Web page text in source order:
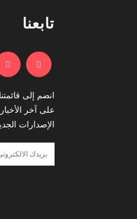
تابعنا
انضم إلى
على آخر
الإصدارات